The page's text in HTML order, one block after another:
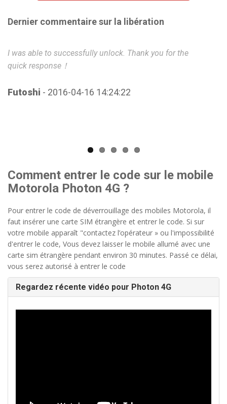
Dernier commentaire sur la libération
I was able to successfully unlock. Thank you for the
quick response！
Futoshi - 2016-04-16 14:24:22
Comment entrer le code sur le mobile
Motorola Photon 4G ?
Pour entrer le code de déverrouillage des mobiles Motorola, il
faut insérer une carte SIM étrangère et entrer le code. Si sur
votre mobile apparaît "contactez l’opérateur » ou l'impossibilité
d'entrer le code, Vous devez laisser le mobile allumé avec une
carte sim étrangère pendant environ 30 minutes. Passé ce délai,
vous serez autorisé à entrer le code
Regardez récente vidéo pour Photon 4G